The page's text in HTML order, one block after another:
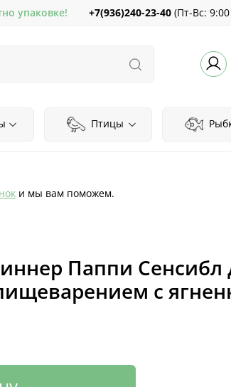
упаковке! +7(936)240-23-40 (Пт-Вс:
Птицы
и мы вам поможем.
Паппи Сенсибл
с